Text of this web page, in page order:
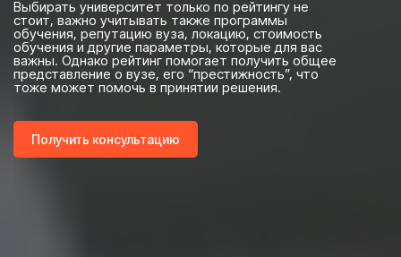
Выбирать университет только по рейтингу не
стоит, важно учитывать также программы
обучения, репутацию вуза, локацию, стоимость
обучения и другие параметры, которые для вас
важны. Однако рейтинг помогает получить общее
представление о вузе, его “престижность”, что
тоже может помочь в принятии решения.
Получить консультацию